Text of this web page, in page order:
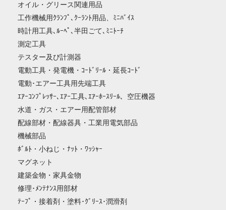
オイル・グリース関連用品
工作機械用ｸﾗﾝﾌﾟ､ｸｰﾗﾝﾄ用品、ﾐﾆﾊﾞｲｽ
時計用工具､ﾙｰﾍﾟ､半田ごて､ﾐﾆﾄｰﾁ
測定工具
テスター及び計測器
電動工具・発電機・ｺｰﾄﾞﾘｰﾙ・延長ｺｰﾄﾞ
電動･エアー工具用先端工具
ｴｱｰｺﾝﾌﾟﾚｯｻｰ､ｴｱｰ工具､ｴｱｰﾎｰｽﾘｰﾙ、空圧機器
水道・ガス・エアー用配管部材
配線部材・配線器具・工業用電気部品
機械部品
ﾎﾞﾙﾄ・小ねじ・ﾅｯﾄ・ﾜｯｼｬｰ
マグネット
建築金物・家具金物
修理･ﾒﾝﾃﾅﾝｽ用部材
ﾃｰﾌﾟ・接着剤・塗料･ｸﾞﾘｰｽ･潤滑剤